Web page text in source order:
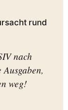
rund
nach
weg!